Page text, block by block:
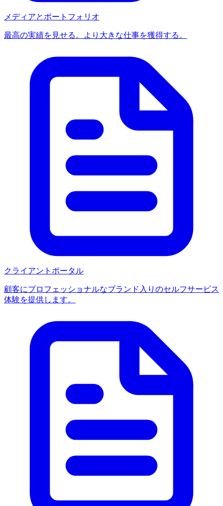
メディアとポートフォリオ
最高の実績を見せる。より大きな仕事を獲得する。
クライアントポータル
顧客にプロフェッショナルなブランド入りのセルフサービス
体験を提供します。